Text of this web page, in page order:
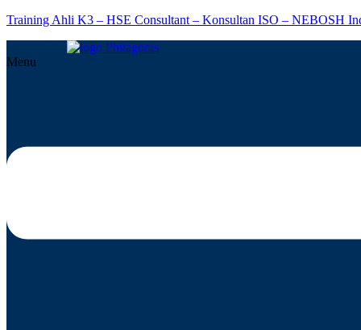
Training Ahli K3 – HSE Consultant – Konsultan ISO – NEBOSH
Menu